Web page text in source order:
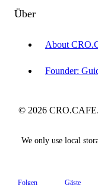
Über
About
Founder:
© 2026
We only use local
Folgen Gäste